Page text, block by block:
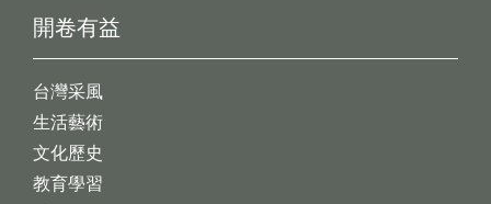
開卷有益
台灣采風
生活藝術
文化歷史
教育學習